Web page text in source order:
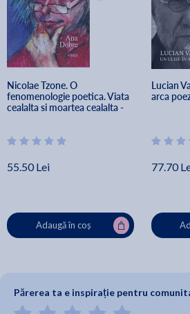
Nicolae Tzone. O
fenomenologie poetica. Viata
cealalta si moartea cealalta -
55.50 Lei
Adaugă în coș
Lucian
arca
77.70
Părerea ta e inspirație pentru